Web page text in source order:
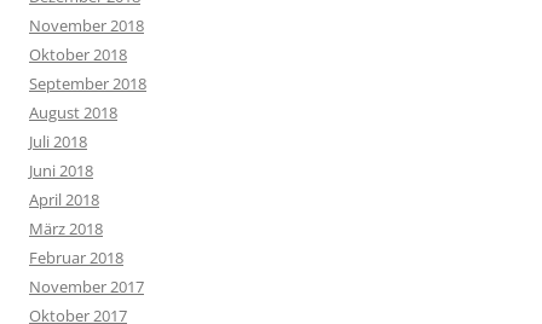
November 2018
Oktober 2018
September 2018
August 2018
Juli 2018
Juni 2018
April 2018
März 2018
Februar 2018
November 2017
Oktober 2017